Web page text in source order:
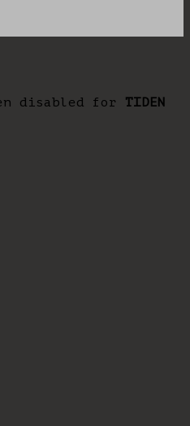
disabled for TIDEN